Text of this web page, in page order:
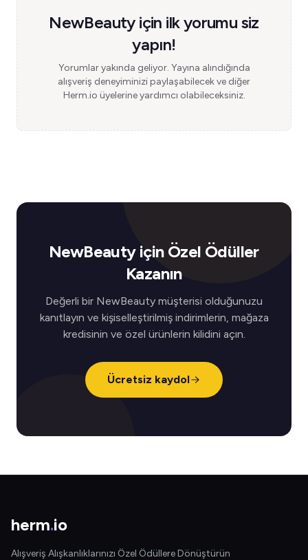
NewBeauty için ilk yorumu siz
yapın!
Yorumlar yakında geliyor. Yayına alındığında
alışveriş deneyiminizi paylaşabilecek ve diğer
Herm.io üyelerine yardımcı olabileceksiniz.
NewBeauty için Özel Ödüller
Kazanın
Değerli bir NewBeauty müşterisi olduğunuzu
kanıtlayın ve kişiselleştirilmiş indirimlerin, mağaza
kredisinin ve özel ürünlerin kilidini açın.
Ücretsiz kaydol
herm.io
Alışveriş Alışkanlıklarınızı Özel Ödüllere Dönüştürün